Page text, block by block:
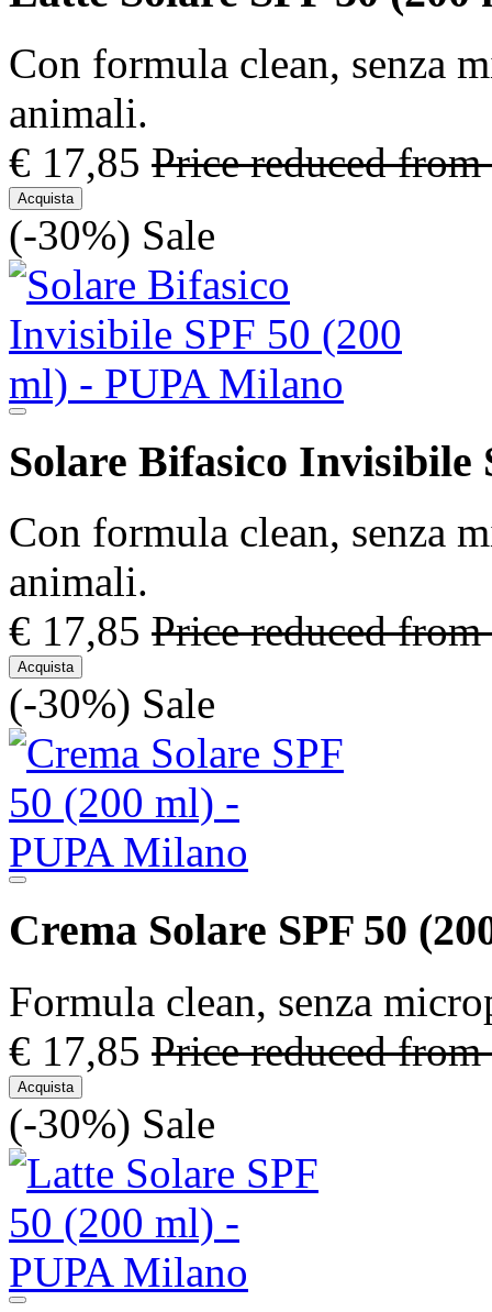
Con formula clean, senza
animali.
€ 17,85 Price reduced from
Acquista
(-30%) Sale
Solare Bifasico Invisibile
Con formula clean, senza
animali.
€ 17,85 Price reduced from
Acquista
(-30%) Sale
Crema Solare SPF 50
Formula clean, senza
€ 17,85 Price reduced from
Acquista
(-30%) Sale